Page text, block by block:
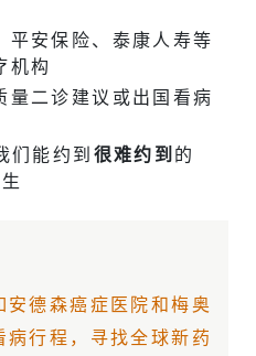
平安保险、泰康人寿等
机构
量二诊建议或出国看病
们能约到很难约到 的
安德森癌症医院和梅奥
行程，寻找全球新药